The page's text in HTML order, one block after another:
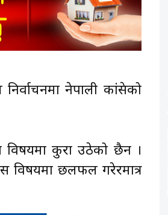
नेपाली कांग्रेसको
विषयमा कुरा उठेको छैन ।
विषयमा छलफल गरेरमात्र